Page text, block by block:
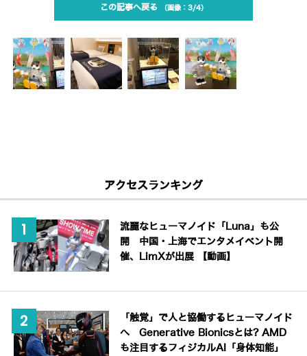
この記事へ戻る 3/4
アクセスランキング
流麗なヒューマノイド「Luna」も公
開 中国・上海でエンタメイベント開
催、LimXが出展 【動画】
「触覚」で人と協働するヒューマノイド
へ Generative Bionicsとは? AMD
も注目するフィジカルAI「身体知能」